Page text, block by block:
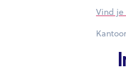
Vind je